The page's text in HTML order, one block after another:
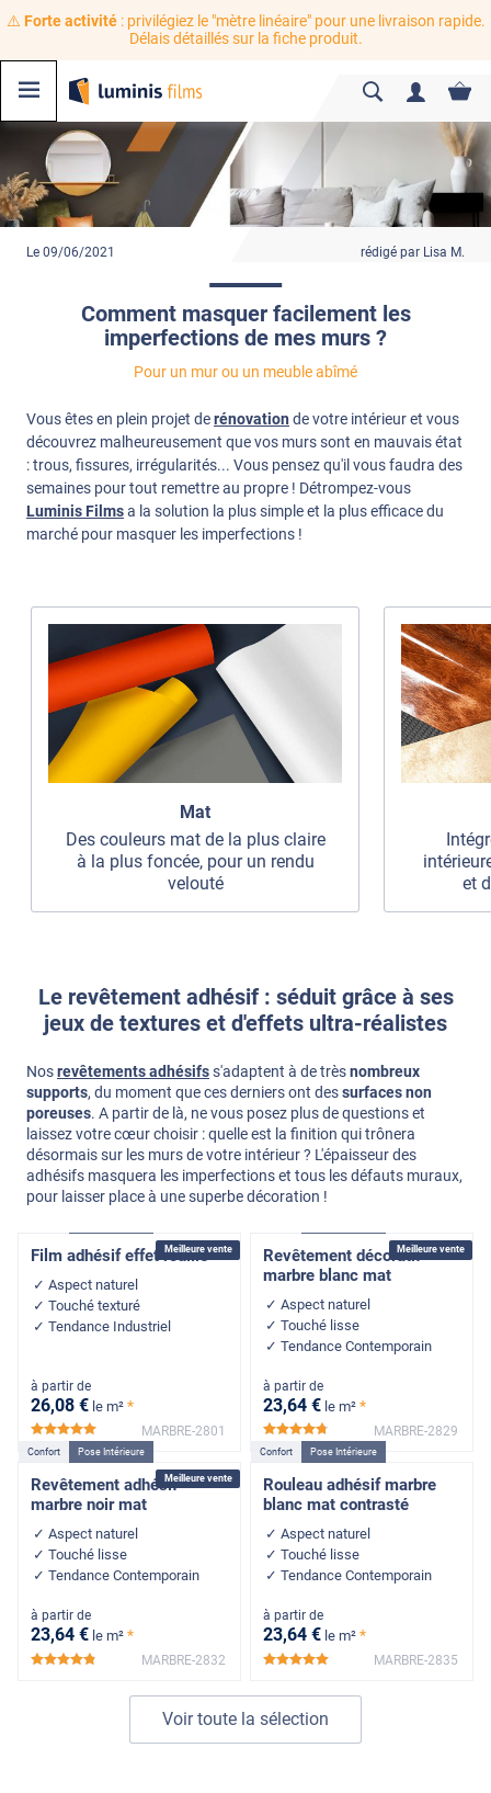
⚠️ Forte activité: privilégiez le "mètre linéaire" pour une livraison rapide.
Délais détaillés sur la fiche produit.
Le 09/06/2021 rédigé par Lisa M.
Comment masquer facilement les
imperfections de mes murs ?
Pour un mur ou un meuble abîmé
Vous êtes en plein projet derénovation de votre intérieur et vous
découvrez malheureusement que vos murs sont en mauvais état
: trous, fissures, irrégularités... Vous pensez qu'il vous faudra des
semaines pour tout remettre au propre ! Détrompez-vous
Luminis Filmsa la solution la plus simple et la plus efficace du
marché pour masquer les imperfections !
Mat
Des couleurs mat de la plus claire
à la plus foncée, pour un rendu
velouté
et
Le revêtement adhésif : séduit grâce à ses
jeux de textures et d'effets ultra-réalistes
Nosrevêtements adhésifss'adaptent à de trèsnombreux
supports, du moment que ces derniers ont dessurfaces non
poreuses. A partir de là, ne vous posez plus de questions et
laissez votre cœur choisir : quelle est la finition qui trônera
désormais sur les murs de votre intérieur ? L'épaisseur des
adhésifs masquera les imperfections et tous les défauts muraux,
pour laisser place à une superbe décoration !
Meilleure vente
Film adhésif effet rouille
Aspect naturel
Touché texturé
Tendance Industriel
à partir de
26,08 € le m² *
MARBRE-2801
Meilleure vente
Revêtement décoratif
marbre blanc mat
Aspect naturel
Touché lisse
Tendance Contemporain
à partir de
23,64 € le m² *
*****
MARBRE-2829
Meilleure vente
Confort Pose Intérieure
Revêtement adhésif
marbre noir mat
Aspect naturel
Touché lisse
Tendance Contemporain
à partir de
23,64 € le m² *
*****
MARBRE-2832
Confort Pose Intérieure
Rouleau adhésif marbre
blanc mat contrasté
Aspect naturel
Touché lisse
Tendance Contemporain
à partir de
23,64 € le m² *
MARBRE-2835
Voir toute la sélection